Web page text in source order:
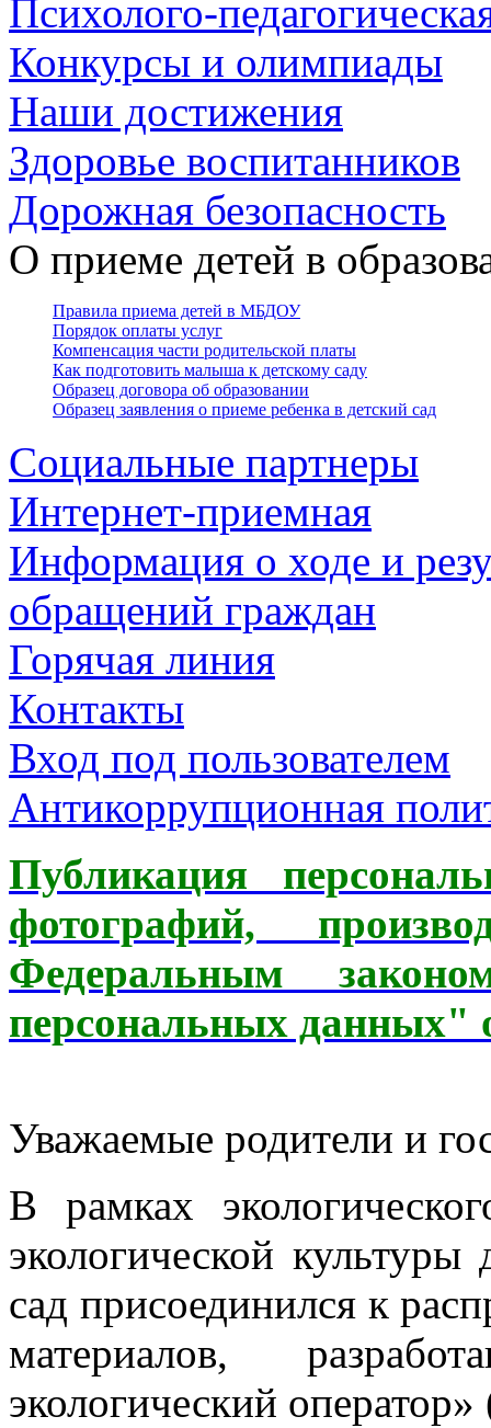
Психолого-
Конкурсы и олимпиады
Наши достижения
Здоровье воспитанников
Дорожная безопасность
О приеме детей в
Правила приема детей в МБДОУ
Порядок оплаты услуг
Компенсация части родительской платы
Как подготовить малыша к детскому саду
Образец договора об образовании
Образец заявления о приеме ребенка в детский сад
Социальные партнеры
Интернет-приемная
Информация о ходе и
обращений граждан
Горячая линия
Контакты
Вход под пользователем
Антикоррупционная
Публикация
фотографий,
Федеральным
персональных данных"
Уважаемые родители и
В рамках
экологической
сад присоединился к
материалов,
экологический